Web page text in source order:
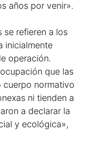
años por venir».
se refieren a los
inicialmente
operación.
que las
cuerpo normativo
ni tienden a
a declarar la
y ecológica»,